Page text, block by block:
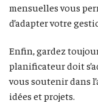
mensuelles vous
d’adapter votre
Enfin, gardez
planificateur doit
vous soutenir dans
idées et projets.